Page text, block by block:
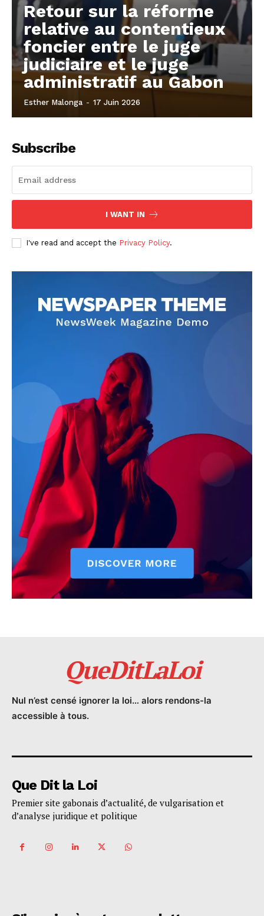
Retour sur la réforme
relative au contentieux
foncier entre le juge
judiciaire et le juge
administratif au Gabon
Esther Malonga - 17 Juin 2026
Subscribe
I WANT IN
I've read and accept the Privacy Policy.
QueDitLaLoi
Nul n’est censé ignorer la loi… alors rendons-la
accessible à tous.
Que Dit la Loi
Premier site gabonais d’actualité, de vulgarisation et
d’analyse juridique et politique